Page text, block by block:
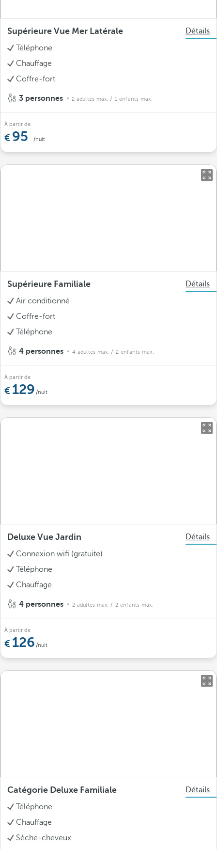
Supérieure Vue Mer Latérale
Détails
Téléphone
Chauffage
Coffre-fort
3 personnes 2 adultes max. / 1 enfants max.
À partir de
95 /nuit
Supérieure Familiale
Détails
Air conditionné
Coffre-fort
Téléphone
4 personnes 4 adultes max. / 2 enfants max.
À partir de
129 /nuit
Deluxe Vue Jardin
Détails
Connexion wifi (gratuite)
Téléphone
Chauffage
4 personnes 2 adultes max. / 2 enfants max.
À partir de
126 /nuit
Catégorie Deluxe Familiale
Détails
Téléphone
Chauffage
Sèche-cheveux